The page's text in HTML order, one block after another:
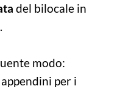
del bilocale in
modo:
per i